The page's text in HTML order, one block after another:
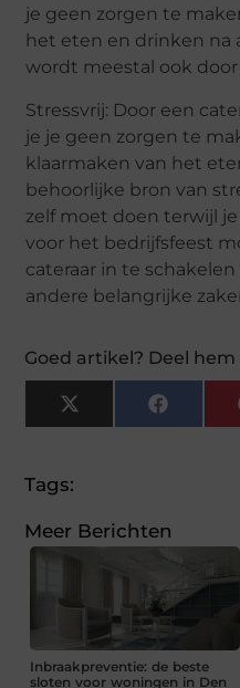
je geen zorgen te
het eten en drinken na
wordt meestal ook door
Stressvrij: Door een
je je geen zorgen te
klaarmaken van het
behoorlijke bron van
zelf moet doen terwijl
voor het bedrijfsfeest
cateraar in te
andere belangrijke
Goed artikel? Deel hem
X
(Twitter)
Tags:
Meer Berichten
Inbraakpreventie: de beste
sloten voor woningen in Den